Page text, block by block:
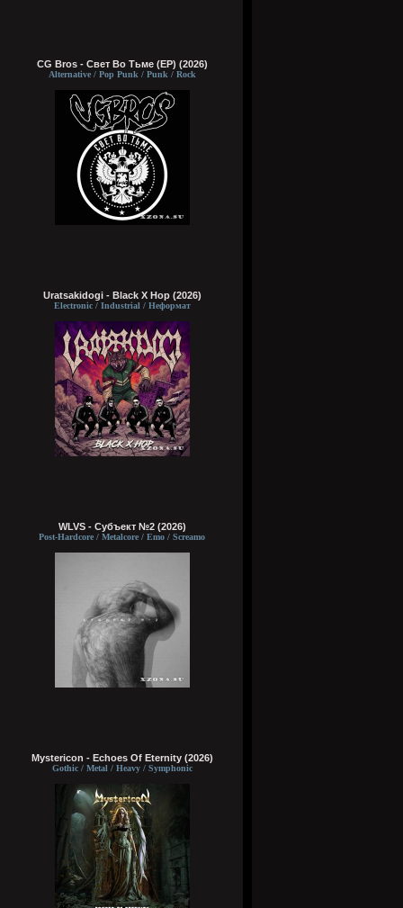
CG Bros - Свет Во Тьме (EP) (2026)
Alternative / Pop Punk / Punk / Rock
Uratsakidogi - Black X Hop (2026)
Electronic / Industrial / Неформат
WLVS - Субъект №2 (2026)
Post-Hardcore / Metalcore / Emo / Screamo
Mystericon - Echoes Of Eternity (2026)
Gothic / Metal / Heavy / Symphonic